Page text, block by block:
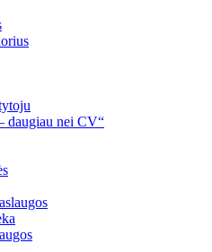
daugiau nei CV“